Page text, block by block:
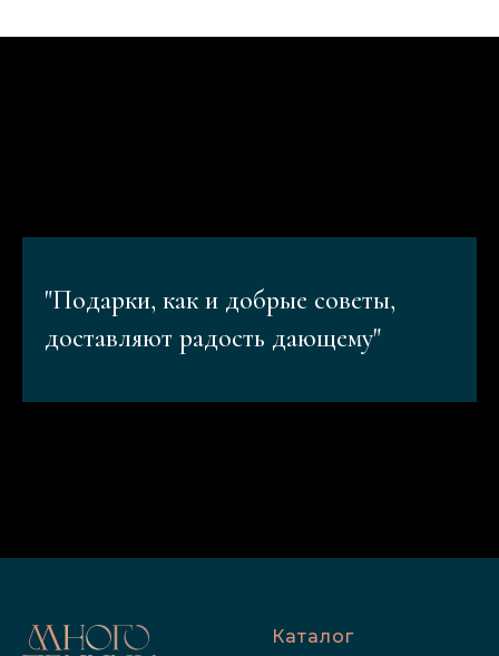
"Подарки, как и добрые советы,
доставляют радость дающему"
Каталог